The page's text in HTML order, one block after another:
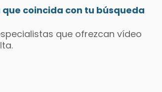
coincida con tu búsqueda
que ofrezcan vídeo